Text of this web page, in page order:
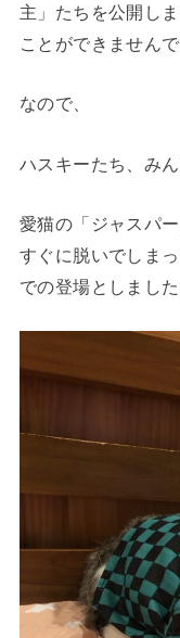
主」たちを公開し
ことができませんで
なので、
ハスキーたち、み
愛猫の「ジャスパ
すぐに脱いでしま
での登場としました